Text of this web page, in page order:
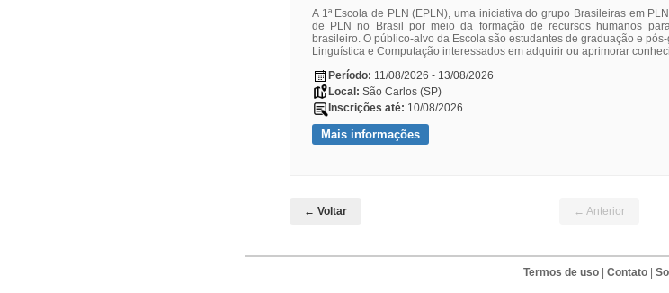
A 1ª Escola de PLN (EPLN), uma iniciativa do grupo Brasileiras em
de PLN no Brasil por meio da formação de recursos humanos
brasileiro. O público-alvo da Escola são estudantes de graduação e
Linguística e Computação interessados em adquirir ou aprimorar
Período: 11/08/2026 - 13/08/2026
Local: São Carlos (SP)
Inscrições até: 10/08/2026
Mais informações
← Voltar ← Anterior
Termos de uso| Contato|